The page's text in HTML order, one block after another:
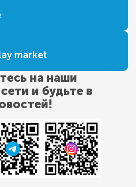
market
на наши
и будьте в